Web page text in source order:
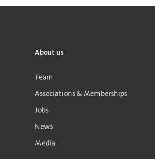
About us
Team
Associations & Memberships
Jobs
News
Media